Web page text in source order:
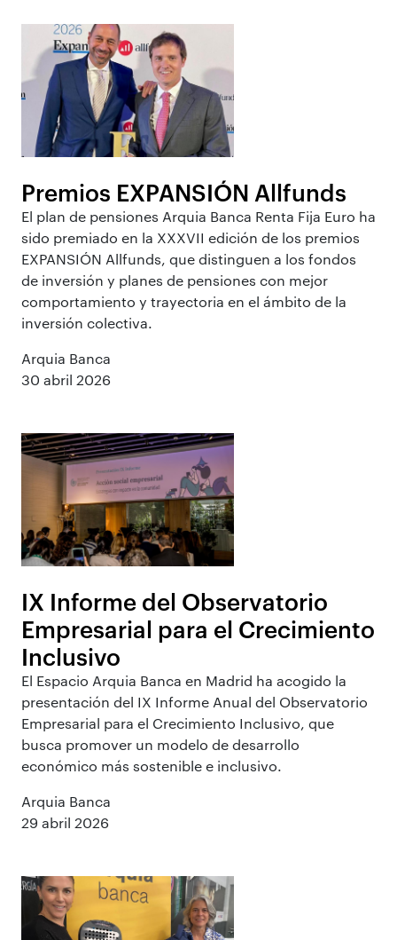
Premios EXPANSIÓN Allfunds
El plan de pensiones Arquia Banca Renta Fija Euro ha
sido premiado en la XXXVII edición de los premios
EXPANSIÓN Allfunds, que distinguen a los fondos
de inversión y planes de pensiones con mejor
comportamiento y trayectoria en el ámbito de la
inversión colectiva.
Arquia Banca
30 abril 2026
IX Informe del Observatorio
Empresarial para el Crecimiento
Inclusivo
El Espacio Arquia Banca en Madrid ha acogido la
presentación del IX Informe Anual del Observatorio
Empresarial para el Crecimiento Inclusivo, que
busca promover un modelo de desarrollo
económico más sostenible e inclusivo.
Arquia Banca
29 abril 2026